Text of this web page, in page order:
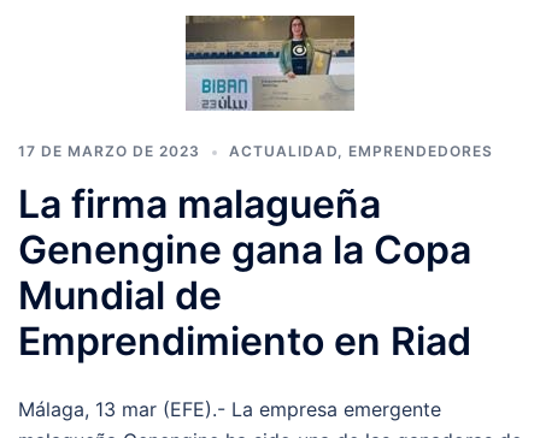
17 DE MARZO DE 2023 ACTUALIDAD, EMPRENDEDORES
La firma malagueña
Genengine gana la Copa
Mundial de
Emprendimiento en Riad
Málaga, 13 mar (EFE).- La empresa emergente